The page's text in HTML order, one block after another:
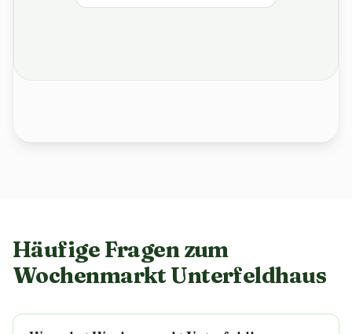
Häufige Fragen zum
Wochenmarkt Unterfeldhaus